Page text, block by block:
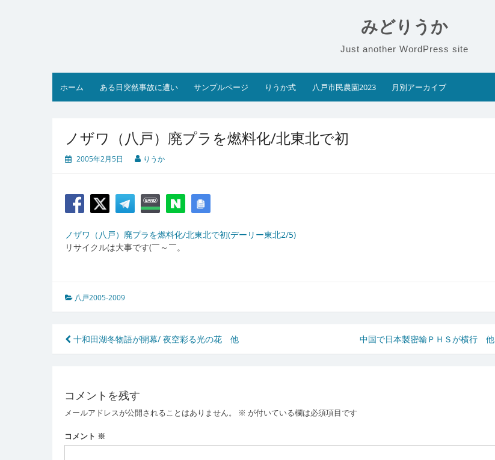
みどりうか
Just another WordPress site
ホーム ある日突然事故に遭い サンプルページ りうか式 八戸市民農園2023 月別アーカイブ
ノザワ（八戸）廃プラを燃料化/北東北で初
2005年2月5日 りうか
ノザワ（八戸）廃プラを燃料化/北東北で初(デーリー東北2/5)
リサイクルは大事です(￣～￣。
八戸2005-2009
投
稿
ビ
ゲ
ー
十和田湖冬物語が開幕/ 夜空彩る光の花 他 中国で日本製密輸ＰＨＳが横行 他
コメントを残す
メールアドレスが公開されることはありません。 ※ が付いている欄は必須項目です
コメント ※